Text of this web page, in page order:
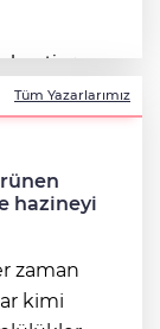
denetim:
da
Tüm Yazarlarımız
hazineyi
zaman
kimi